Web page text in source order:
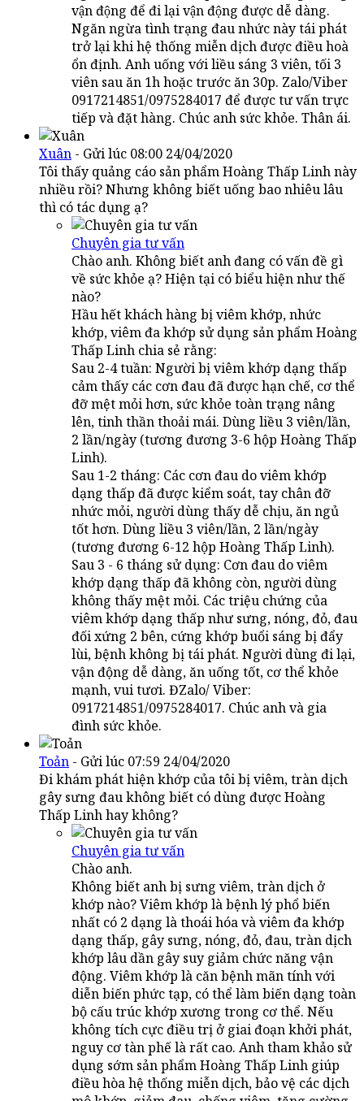
vận động để đi lại vận động được dễ dàng.
Ngăn ngừa tình trạng đau nhức này tái phát
trở lại khi hệ thống miễn dịch được điều hoà
ổn định. Anh uống với liều sáng 3 viên, tối 3
viên sau ăn 1h hoặc trước ăn 30p. Zalo/Viber
0917214851/0975284017 để được tư vấn trực
tiếp và đặt hàng. Chúc anh sức khỏe. Thân ái.
Xuân - Gửi lúc 08:00 24/04/2020
Tôi thấy quảng cáo sản phẩm Hoàng Thấp Linh này
nhiều rồi? Nhưng không biết uống bao nhiêu lâu
thì có tác dụng ạ?
Chuyên gia tư vấn
Chào anh. Không biết anh đang có vấn đề gì
về sức khỏe ạ? Hiện tại có biểu hiện như thế
nào?
Hầu hết khách hàng bị viêm khớp, nhức
khớp, viêm đa khớp sử dụng sản phẩm Hoàng
Thấp Linh chia sẻ rằng:
Sau 2-4 tuần: Người bị viêm khớp dạng thấp
cảm thấy các cơn đau đã được hạn chế, cơ thể
đỡ mệt mỏi hơn, sức khỏe toàn trạng nâng
lên, tinh thần thoải mái. Dùng liều 3 viên/lần,
2 lần/ngày (tương đương 3-6 hộp Hoàng Thấp
Linh).
Sau 1-2 tháng: Các cơn đau do viêm khớp
dạng thấp đã được kiểm soát, tay chân đỡ
nhức mỏi, người dùng thấy dễ chịu, ăn ngủ
tốt hơn. Dùng liều 3 viên/lần, 2 lần/ngày
(tương đương 6-12 hộp Hoàng Thấp Linh).
Sau 3 - 6 tháng sử dụng: Cơn đau do viêm
khớp dạng thấp đã không còn, người dùng
không thấy mệt mỏi. Các triệu chứng của
viêm khớp dạng thấp như sưng, nóng, đỏ, đau
đối xứng 2 bên, cứng khớp buổi sáng bị đẩy
lùi, bệnh không bị tái phát. Người dùng đi lại,
vận động dễ dàng, ăn uống tốt, cơ thể khỏe
mạnh, vui tươi. ĐZalo/ Viber:
0917214851/0975284017. Chúc anh và gia
đình sức khỏe.
Toản - Gửi lúc 07:59 24/04/2020
Đi khám phát hiện khớp của tôi bị viêm, tràn dịch
gây sưng đau không biết có dùng được Hoàng
Thấp Linh hay không?
Chuyên gia tư vấn
Chào anh.
Không biết anh bị sưng viêm, tràn dịch ở
khớp nào? Viêm khớp là bệnh lý phổ biến
nhất có 2 dạng là thoái hóa và viêm đa khớp
dạng thấp, gây sưng, nóng, đỏ, đau, tràn dịch
khớp lâu dần gây suy giảm chức năng vận
động. Viêm khớp là căn bệnh mãn tính với
diễn biến phức tạp, có thể làm biến dạng toàn
bộ cấu trúc khớp xương trong cơ thể. Nếu
không tích cực điều trị ở giai đoạn khởi phát,
nguy cơ tàn phế là rất cao. Anh tham khảo sử
dụng sớm sản phẩm Hoàng Thấp Linh giúp
điều hòa hệ thống miễn dịch, bảo vệ các dịch